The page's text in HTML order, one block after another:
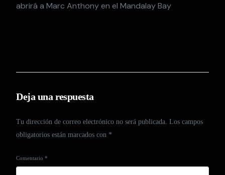
abrirá a Marc Anthony en el Mandalay Bay
Deja una respuesta
Tu dirección de correo electrónico no será publicada. Los campos
obligatorios están marcados con *
Comentario*